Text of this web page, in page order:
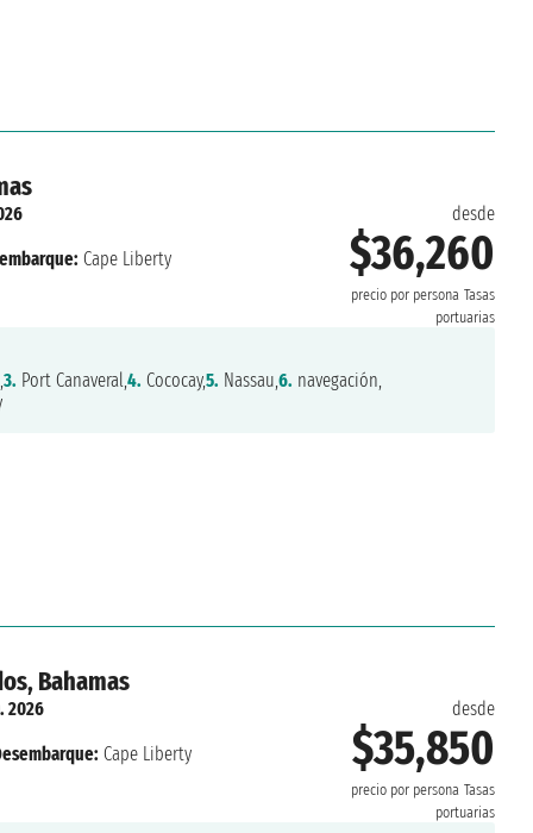
desde
$36,260
precio por persona Tasas
portuarias
Cape Liberty
3. Port Canaveral,4. Cococay,5. Nassau,6. navegación,
Bahamas
desde
$35,850
precio por persona Tasas
portuarias
2026
Cape Liberty